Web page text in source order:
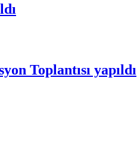
Toplantısı yapıldı